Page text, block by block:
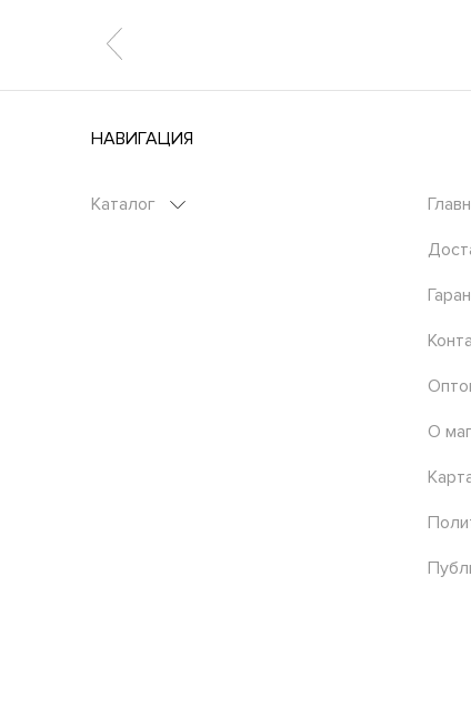
НАВИГАЦИЯ
Каталог
О